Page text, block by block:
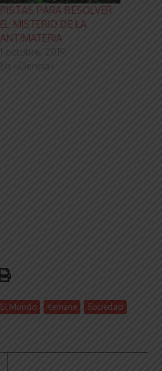
PISTAS PARA RESOLVER
EL MISTERIO DE LA
ANTIMATERIA
1 octubre, 2019
En «Ciencia»
El Mundo Kemane Sociedad